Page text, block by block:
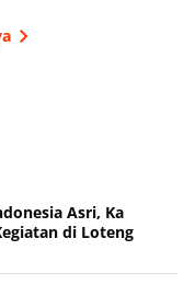
Asri, Ka
di Loteng